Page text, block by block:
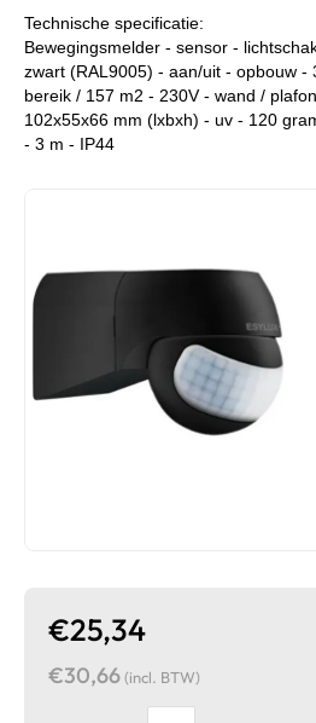
Technische specificatie:
Bewegingsmelder - sensor -
zwart (RAL9005) - aan/uit - opbouw -
bereik / 157 m2 - 230V - wand /
102x55x66 mm (lxbxh) - uv - 120
- 3 m - IP44
€25,34
€30,66(incl. BTW)